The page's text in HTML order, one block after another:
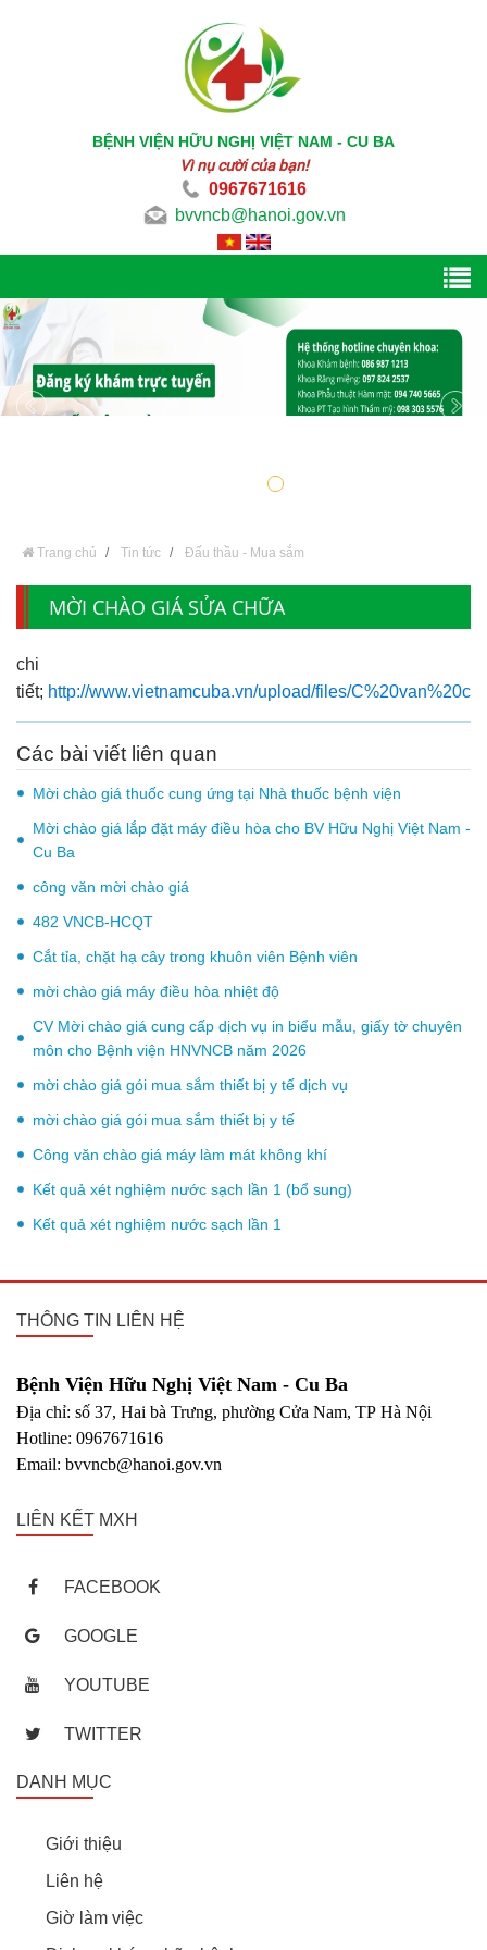
BỆNH VIỆN HỮU NGHỊ VIỆT NAM - CU BA
Vì nụ cười của bạn!
0967671616
bvvncb@hanoi.gov.vn
Trang chủ Tin tức Đấu thầu - Mua sắm
MỜI CHÀO GIÁ SỬA CHỮA
chi
tiết; http://www.vietnamcuba.vn/upload/files/
Các bài viết liên quan
Mời chào giá thuốc cung ứng tại Nhà thuốc bệnh viện
Mời chào giá lắp đặt máy điều hòa cho BV Hữu Nghị Việt Nam -
Cu Ba
công văn mời chào giá
482 VNCB-HCQT
Cắt tỉa, chặt hạ cây trong khuôn viên Bệnh viên
mời chào giá máy điều hòa nhiệt độ
CV Mời chào giá cung cấp dịch vụ in biểu mẫu, giấy tờ chuyên
môn cho Bệnh viện HNVNCB năm 2026
mời chào giá gói mua sắm thiết bị y tế dịch vụ
mời chào giá gói mua sắm thiết bị y tế
Công văn chào giá máy làm mát không khí
Kết quả xét nghiệm nước sạch lần 1 (bổ sung)
Kết quả xét nghiệm nước sạch lần 1
THÔNG TIN LIÊN HỆ
Bệnh Viện Hữu Nghị Việt Nam - Cu Ba
Địa chỉ: số 37, Hai bà Trưng, phường Cửa Nam, TP Hà Nội
Hotline: 0967671616
Email: bvvncb@hanoi.gov.vn
LIÊN KẾT MXH
FACEBOOK
GOOGLE
YOUTUBE
TWITTER
DANH MỤC
Giới thiệu
Liên hệ
Giờ làm việc